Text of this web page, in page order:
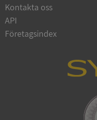
Kontakta oss
API
Företagsindex
ASP.NET_SessionId